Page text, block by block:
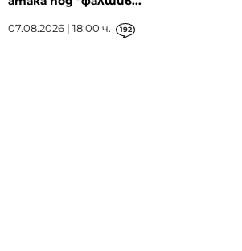
07.08.2026 | 18:00 ч. 192